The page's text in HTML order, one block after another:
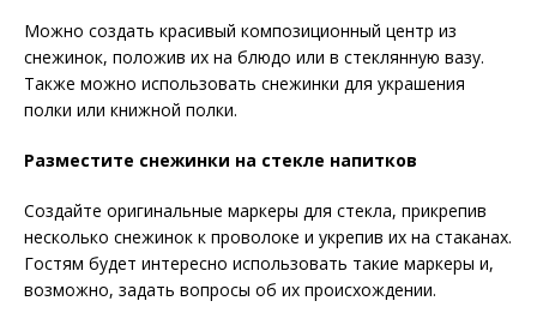
Можно создать красивый композиционный центр из
снежинок, положив их на блюдо или в стеклянную вазу.
Также можно использовать снежинки для украшения
полки или книжной полки.
Разместите снежинки на стекле напитков
Создайте оригинальные маркеры для стекла, прикрепив
несколько снежинок к проволоке и укрепив их на стаканах.
Гостям будет интересно использовать такие маркеры и,
возможно, задать вопросы об их происхождении.